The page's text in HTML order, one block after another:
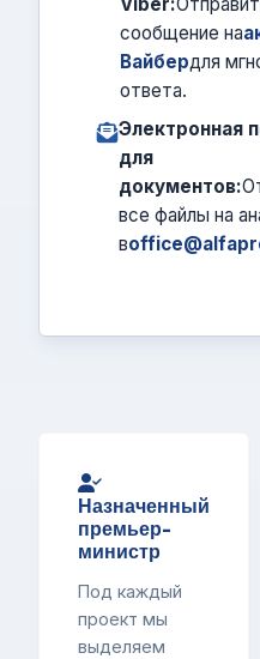
сообщение на
Вайбердля
ответа.
Электронная
для
документов:
все файлы на
в
Назначенный
премьер-
министр
Под каждый
проект мы
выделяем